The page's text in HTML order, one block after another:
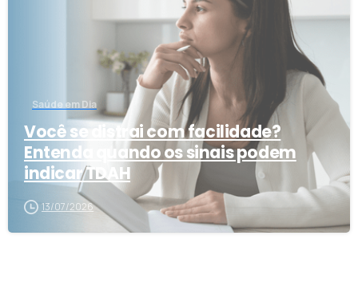
Saúde em Dia
Você se distrai com facilidade?
Entenda quando os sinais podem
indicar TDAH
13/07/2026